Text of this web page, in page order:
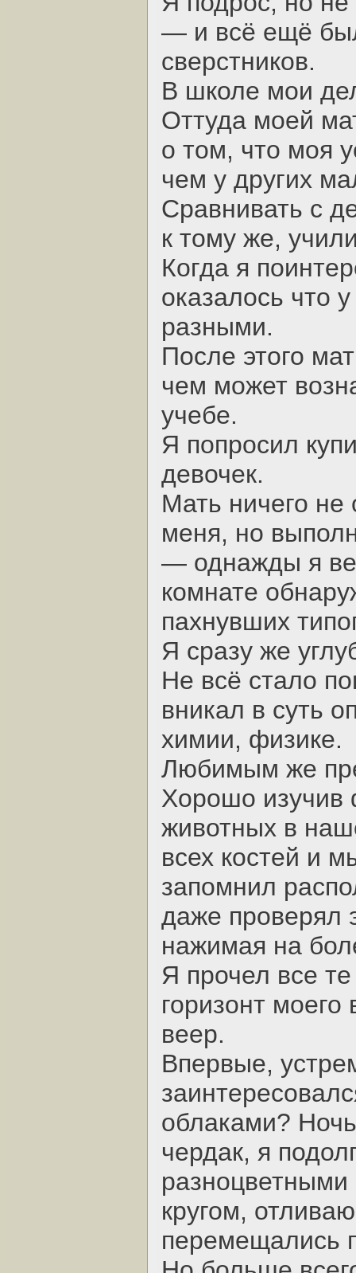
— и всё ещё
сверстников.
В школе мои
Оттуда моей
о том, что моя
чем у других
Сравнивать с
к тому же,
Когда я
оказалось что
разными.
После этого
чем может
учебе.
Я попросил
девочек.
Мать ничего не
меня, но
— однажды я
комнате
пахнувших
Я сразу же
Не всё стало
вникал в суть
химии, физике.
Любимым же
Хорошо изучив
животных в
всех костей и
запомнил
даже проверял
нажимая на
Я прочел все
горизонт моего
веер.
Впервые,
облаками?
чердак, я
кругом,
перемещались